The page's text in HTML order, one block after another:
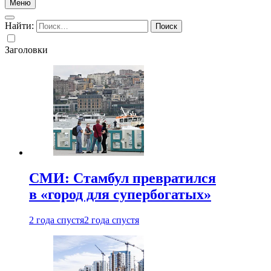
Меню
Найти:
Заголовки
СМИ: Стамбул превратился
в «город для супербогатых»
2 года спустя2 года спустя